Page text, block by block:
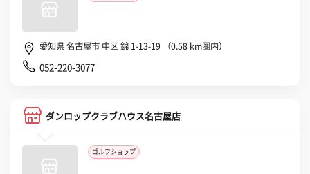
愛知県 名古屋市 中区 錦 1-13-19 （0.58 km圏内）
052-220-3077
ダンロップクラブハウス名古屋店
ゴルフショップ